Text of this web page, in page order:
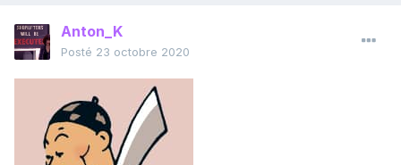
Anton_K
Posté 23 octobre 2020